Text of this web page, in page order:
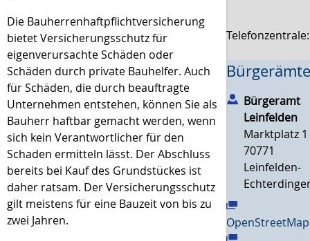
Die Bauherrenhaftpflichtversicherung
bietet Versicherungsschutz für
eigenverursachte Schäden oder
Schäden durch private Bauhelfer. Auch
für Schäden, die durch beauftragte
Unternehmen entstehen, können Sie als
Bauherr haftbar gemacht werden, wenn
sich kein Verantwortlicher für den
Schaden ermitteln lässt. Der Abschluss
bereits bei Kauf des Grundstückes ist
daher ratsam. Der Versicherungsschutz
gilt meistens für eine Bauzeit von bis zu
zwei Jahren.
Bürgeramt
Leinfelden
Marktplatz 1
70771
Leinfelden-
OpenStreetMap